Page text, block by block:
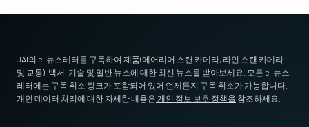
JAI의 e-뉴스레터를 구독하여 제품(에어리어 스캔 카메라, 라인 스캔 카메라
및 교통), 백서, 기술 및 일반 뉴스에 대한 최신 뉴스를 받아보세요. 모든 e-뉴스
레터에는 구독 취소 링크가 포함되어 있어 언제든지 구독 취소가 가능합니다.
개인 데이터 처리에 대한 자세한 내용은 개인 정보 보호 정책을 참조하세요.